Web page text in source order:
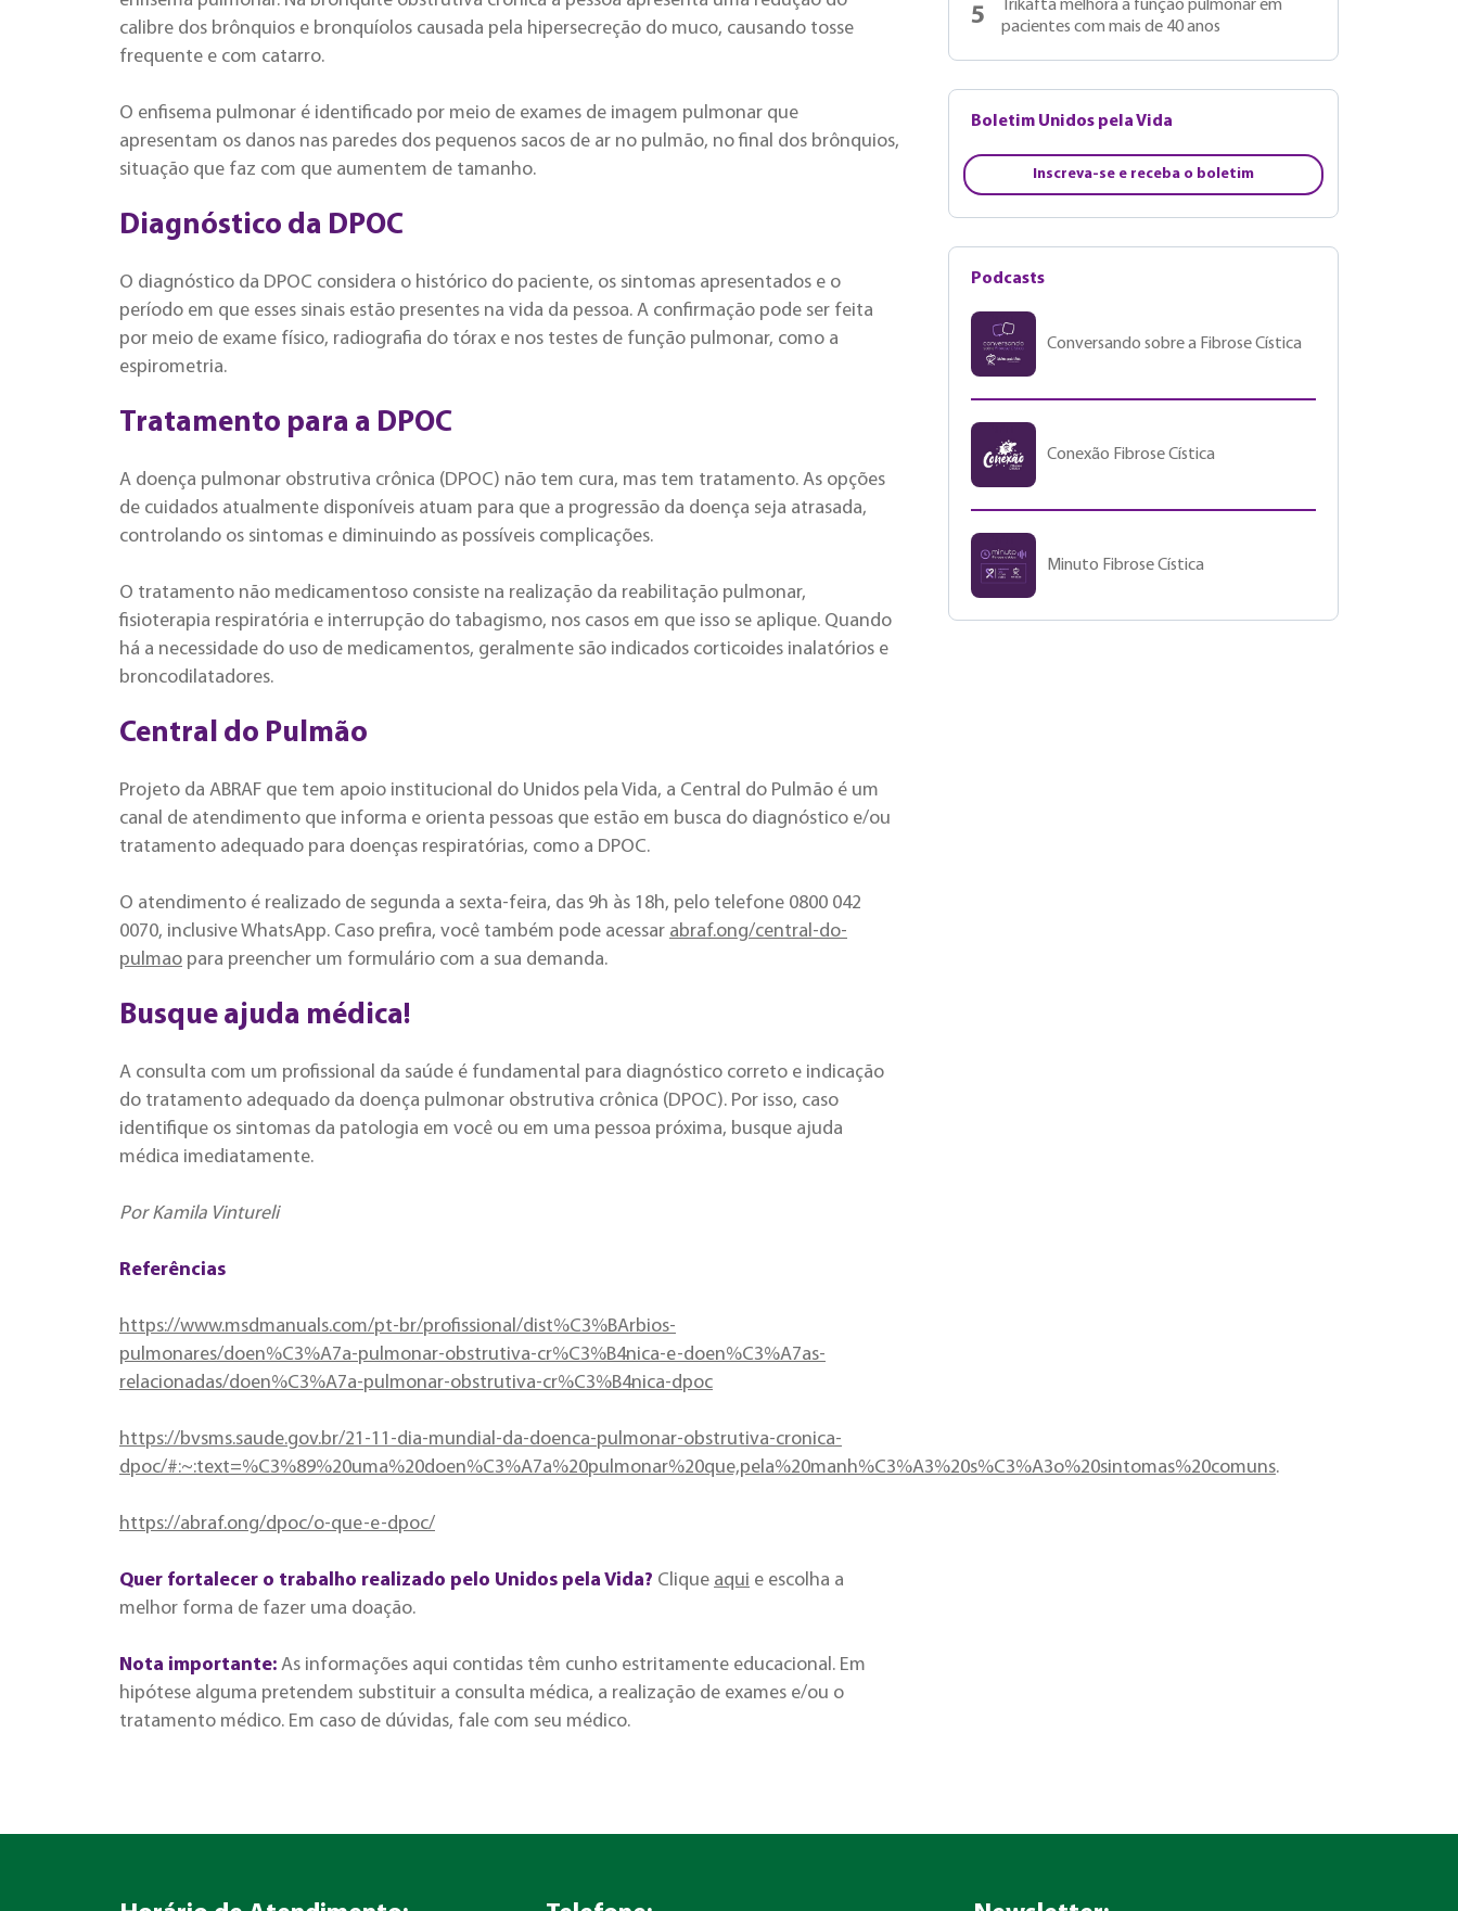
calibre dos brônquios e bronquíolos causada pela hipersecreção do muco, causando tosse
frequente e com catarro.
O enfisema pulmonar é identificado por meio de exames de imagem pulmonar que
apresentam os danos nas paredes dos pequenos sacos de ar no pulmão, no final dos brônquios,
situação que faz com que aumentem de tamanho.
Diagnóstico da DPOC
O diagnóstico da DPOC considera o histórico do paciente, os sintomas apresentados e o
período em que esses sinais estão presentes na vida da pessoa. A confirmação pode ser feita
por meio de exame físico, radiografia do tórax e nos testes de função pulmonar, como a
espirometria.
Tratamento para a DPOC
A doença pulmonar obstrutiva crônica (DPOC) não tem cura, mas tem tratamento. As opções
de cuidados atualmente disponíveis atuam para que a progressão da doença seja atrasada,
controlando os sintomas e diminuindo as possíveis complicações.
O tratamento não medicamentoso consiste na realização da reabilitação pulmonar,
fisioterapia respiratória e interrupção do tabagismo, nos casos em que isso se aplique. Quando
há a necessidade do uso de medicamentos, geralmente são indicados corticoides inalatórios e
broncodilatadores.
Central do Pulmão
Projeto da ABRAF que tem apoio institucional do Unidos pela Vida, a Central do Pulmão é um
canal de atendimento que informa e orienta pessoas que estão em busca do diagnóstico e/ou
tratamento adequado para doenças respiratórias, como a DPOC.
O atendimento é realizado de segunda a sexta-feira, das 9h às 18h, pelo telefone 0800 042
0070, inclusive WhatsApp. Caso prefira, você também pode acessar abraf.ong/central-do-
pulmao para preencher um formulário com a sua demanda.
Busque ajuda médica!
A consulta com um profissional da saúde é fundamental para diagnóstico correto e indicação
do tratamento adequado da doença pulmonar obstrutiva crônica (DPOC). Por isso, caso
identifique os sintomas da patologia em você ou em uma pessoa próxima, busque ajuda
médica imediatamente.
Por Kamila Vintureli
Referências
https://www.msdmanuals.com/pt-br/profissional/dist%C3%BArbios-
pulmonares/doen%C3%A7a-pulmonar-obstrutiva-cr%C3%B4nica-e-doen%C3%A7as-
relacionadas/doen%C3%A7a-pulmonar-obstrutiva-cr%C3%B4nica-dpoc
https://bvsms.saude.gov.br/21-11-dia-mundial-da-doenca-pulmonar-obstrutiva-cronica-
dpoc/#:~:text=%C3%89%20uma%20doen%C3%A7a%20pulmonar%20que,pela%20manh%C3%A3%20s%C3%A3o%20sintomas%20comuns.
https://abraf.ong/dpoc/o-que-e-dpoc/
Quer fortalecer o trabalho realizado pelo Unidos pela Vida? Clique aqui e escolha a
melhor forma de fazer uma doação.
Nota importante: As informações aqui contidas têm cunho estritamente educacional. Em
hipótese alguma pretendem substituir a consulta médica, a realização de exames e/ou o
tratamento médico. Em caso de dúvidas, fale com seu médico.
5
Trikafta melhora a função pulmonar em
pacientes com mais de 40 anos
Boletim Unidos pela Vida
Inscreva-se e receba o boletim
Podcasts
Conversando sobre a Fibrose Cística
Conexão Fibrose Cística
Minuto Fibrose Cística